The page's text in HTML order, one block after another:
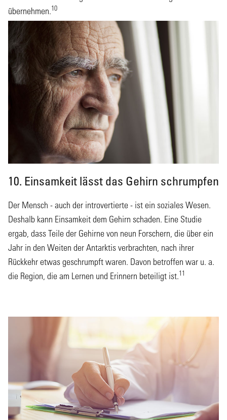
übernehmen.10
10. Einsamkeit lässt das Gehirn schrumpfen
Der Mensch - auch der introvertierte - ist ein soziales Wesen.
Deshalb kann Einsamkeit dem Gehirn schaden. Eine Studie
ergab, dass Teile der Gehirne von neun Forschern, die über ein
Jahr in den Weiten der Antarktis verbrachten, nach ihrer
Rückkehr etwas geschrumpft waren. Davon betroffen war u. a.
die Region, die am Lernen und Erinnern beteiligt ist.11